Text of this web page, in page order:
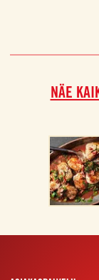
NÄE